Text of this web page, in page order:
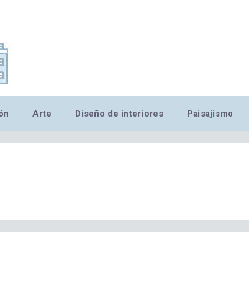
Arte Diseño de interiores Paisajismo